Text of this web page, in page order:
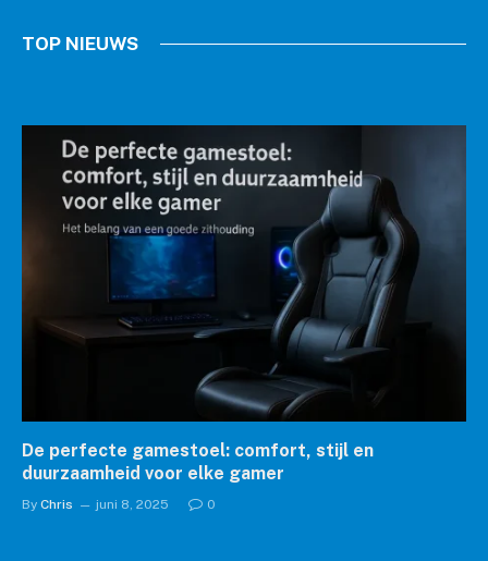
TOP NIEUWS
Chris januari 23, 2024
De perfecte gamestoel: comfort, stijl en
duurzaamheid voor elke gamer
By Chris juni 8, 2025 0